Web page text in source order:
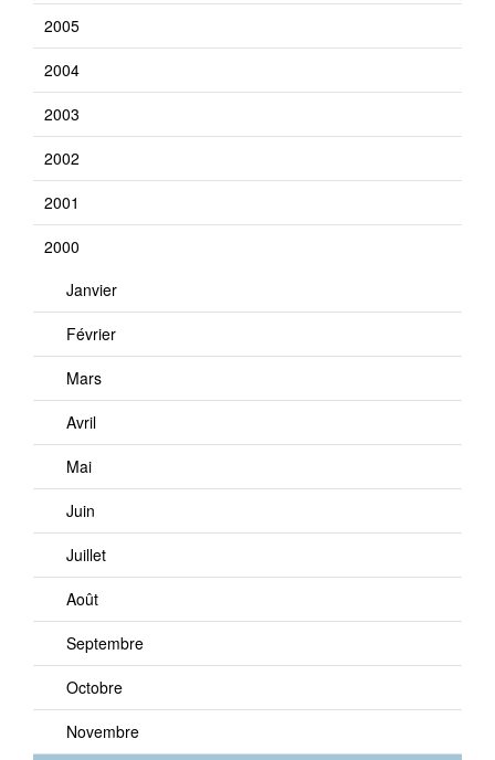
2005
2004
2003
2002
2001
2000
Janvier
Février
Mars
Avril
Mai
Juin
Juillet
Août
Septembre
Octobre
Novembre